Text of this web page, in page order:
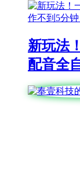
新玩法
配音全